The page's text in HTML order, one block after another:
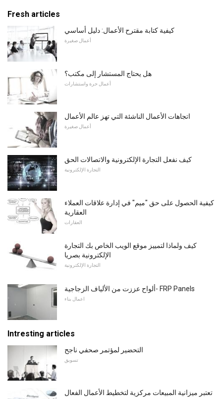
Fresh articles
كيفية كتابة مقترح الأعمال: دليل أساسي
أعمال صغيرة
هل يحتاج المستشار إلى مكتب؟
أعمال حرة واستشارات
اتجاهات الأعمال الناشئة التي تهز عالم الأعمال
أعمال صغيرة
كيف نفعل التجارة الإلكترونية والاتصالات الحق
التجارة الإلكترونية
كيفية الحصول على حق "ميم" في إدارة علاقات العملاء
العقارية
العقارات
كيف ولماذا لتمييز موقع الويب الخاص بك التجارة
الإلكترونية بصريا
التجارة الإلكترونية
ألواح عززت من الألياف الزجاجية- FRP Panels
اعمال بناء
Intresting articles
التحضير لمؤتمر صحفي ناجح
تسويق
تعتبر ميزانية المبيعات مركزية لتخطيط الأعمال الفعال